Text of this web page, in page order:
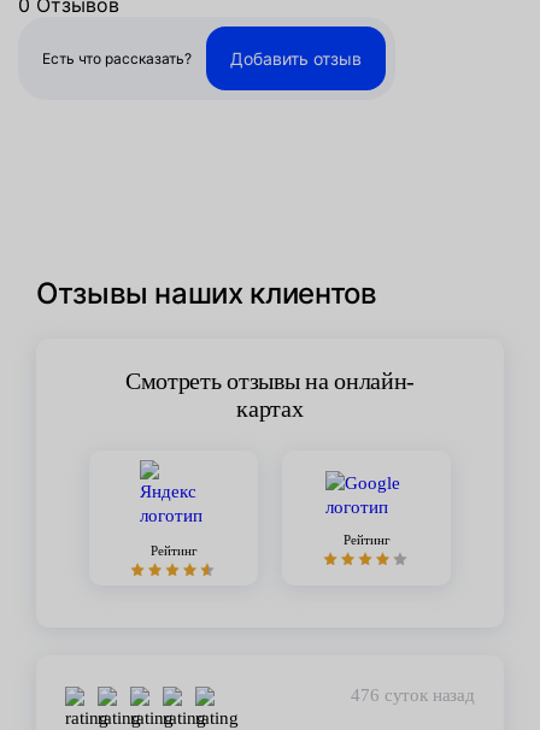
0 Отзывов
Есть что рассказать? Добавить отзыв
Отзывы наших клиентов
Смотреть отзывы на онлайн-
картах
Рейтинг
Рейтинг
476 суток назад